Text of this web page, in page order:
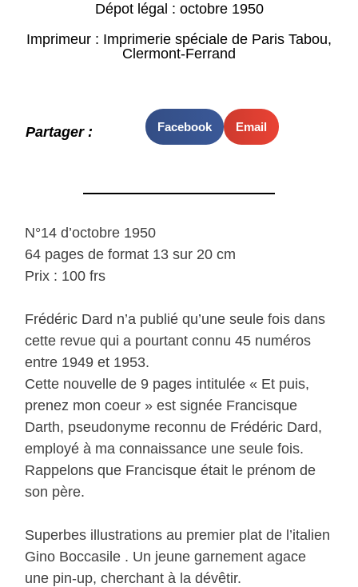
Dépot légal : octobre 1950
Imprimeur : Imprimerie spéciale de Paris Tabou,
Clermont-Ferrand
Partager : Facebook Email
N°14 d’octobre 1950
64 pages de format 13 sur 20 cm
Prix : 100 frs
Frédéric Dard n’a publié qu’une seule fois dans
cette revue qui a pourtant connu 45 numéros
entre 1949 et 1953.
Cette nouvelle de 9 pages intitulée « Et puis,
prenez mon coeur » est signée Francisque
Darth, pseudonyme reconnu de Frédéric Dard,
employé à ma connaissance une seule fois.
Rappelons que Francisque était le prénom de
son père.
Superbes illustrations au premier plat de l’italien
Gino Boccasile . Un jeune garnement agace
une pin-up, cherchant à la dévêtir.